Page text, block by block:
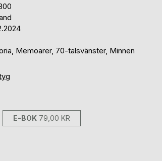
Memoarer, 70-talsvänster, Minnen
E-BOK 79,00 KR